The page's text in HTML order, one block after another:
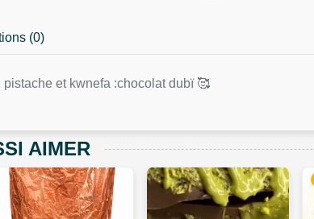
(0)
et kwnefa :chocolat dubï 🥰
AIMER